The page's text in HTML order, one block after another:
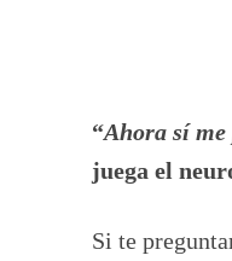
“Ahora sí me
juega el
Si te